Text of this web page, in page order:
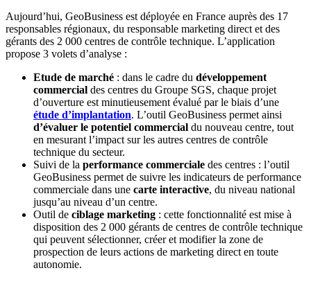
Aujourd’hui, GeoBusiness est déployée en France auprès des 17
responsables régionaux, du responsable marketing direct et des
gérants des 2 000 centres de contrôle technique. L’application
propose 3 volets d’analyse :
Etude de marché : dans le cadre du développement
commercial des centres du Groupe SGS, chaque projet
d’ouverture est minutieusement évalué par le biais d’une
étude d’implantation. L’outil GeoBusiness permet ainsi
d’évaluer le potentiel commercial du nouveau centre, tout
en mesurant l’impact sur les autres centres de contrôle
technique du secteur.
Suivi de la performance commerciale des centres : l’outil
GeoBusiness permet de suivre les indicateurs de performance
commerciale dans une carte interactive, du niveau national
jusqu’au niveau d’un centre.
Outil de ciblage marketing : cette fonctionnalité est mise à
disposition des 2 000 gérants de centres de contrôle technique
qui peuvent sélectionner, créer et modifier la zone de
prospection de leurs actions de marketing direct en toute
autonomie.